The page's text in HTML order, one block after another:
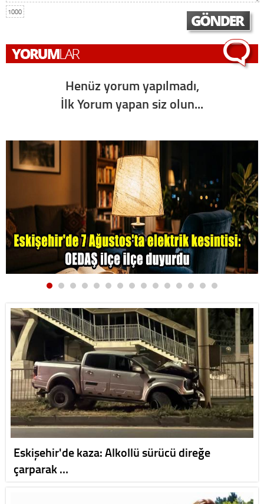
1000
Henüz yorum yapılmadı,
İlk Yorum yapan siz olun...
Eskişehir'de kaza: Alkollü sürücü direğe
çarparak …